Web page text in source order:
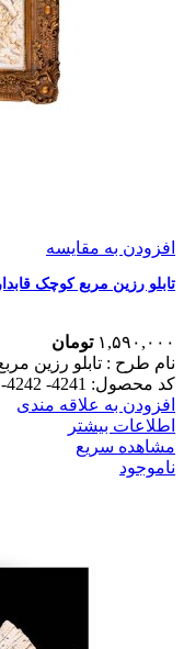
افزودن به مقایسه
تابلو رزین مربع کوچک
۱,۵۹۰,۰۰۰ تومان
نام طرح :‌ تابلو رزین
کد محصول: 4241- 4242- 4243- 4244
افزودن به علاقه مندی
اطلاعات بیشتر
مشاهده سریع
ناموجود